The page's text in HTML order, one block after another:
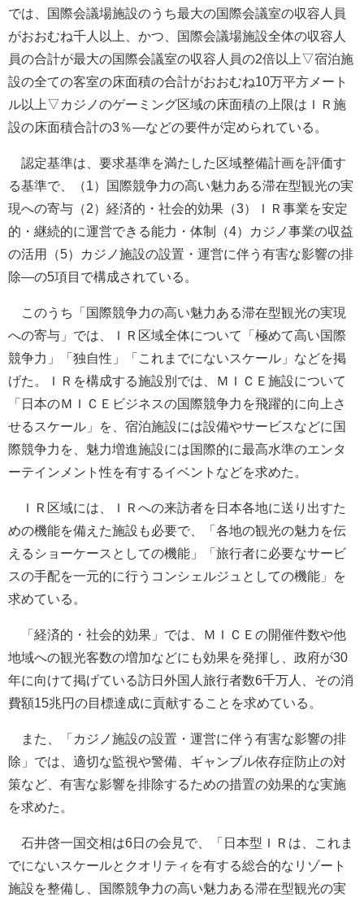
では、国際会議場施設のうち最大の国際会議室の収容人員
がおおむね千人以上、かつ、国際会議場施設全体の収容人
員の合計が最大の国際会議室の収容人員の2倍以上▽宿泊施
設の全ての客室の床面積の合計がおおむね10万平方メート
ル以上▽カジノのゲーミング区域の床面積の上限はＩＲ施
設の床面積合計の3％―などの要件が定められている。
認定基準は、要求基準を満たした区域整備計画を評価す
る基準で、（1）国際競争力の高い魅力ある滞在型観光の実
現への寄与（2）経済的・社会的効果（3）ＩＲ事業を安定
的・継続的に運営できる能力・体制（4）カジノ事業の収益
の活用（5）カジノ施設の設置・運営に伴う有害な影響の排
除―の5項目で構成されている。
このうち「国際競争力の高い魅力ある滞在型観光の実現
への寄与」では、ＩＲ区域全体について「極めて高い国際
競争力」「独自性」「これまでにないスケール」などを掲
げた。ＩＲを構成する施設別では、ＭＩＣＥ施設について
「日本のＭＩＣＥビジネスの国際競争力を飛躍的に向上さ
せるスケール」を、宿泊施設には設備やサービスなどに国
際競争力を、魅力増進施設には国際的に最高水準のエンタ
ーテインメント性を有するイベントなどを求めた。
ＩＲ区域には、ＩＲへの来訪者を日本各地に送り出すた
めの機能を備えた施設も必要で、「各地の観光の魅力を伝
えるショーケースとしての機能」「旅行者に必要なサービ
スの手配を一元的に行うコンシェルジュとしての機能」を
求めている。
「経済的・社会的効果」では、ＭＩＣＥの開催件数や他
地域への観光客数の増加などにも効果を発揮し、政府が30
年に向けて掲げている訪日外国人旅行者数6千万人、その消
費額15兆円の目標達成に貢献することを求めている。
また、「カジノ施設の設置・運営に伴う有害な影響の排
除」では、適切な監視や警備、ギャンブル依存症防止の対
策など、有害な影響を排除するための措置の効果的な実施
を求めた。
石井啓一国交相は6日の会見で、「日本型ＩＲは、これま
でにないスケールとクオリティを有する総合的なリゾート
施設を整備し、国際競争力の高い魅力ある滞在型観光の実